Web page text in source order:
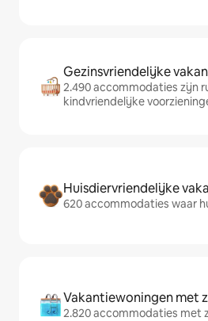
Gezinsvriendelijke
2.490 accommodaties zijn
kindvriendelijke
Huisdiervriendelijke
620 accommodaties waar
Vakantiewoningen met
2.820 accommodaties met